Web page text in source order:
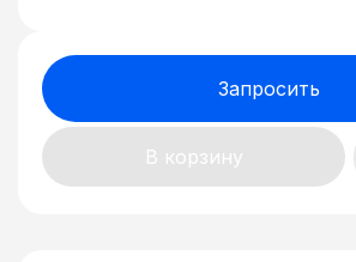
Запросить
В корзину